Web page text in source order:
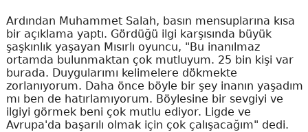
Ardından Muhammet Salah, basın mensuplarına kısa
bir açıklama yaptı. Gördüğü ilgi karşısında büyük
şaşkınlık yaşayan Mısırlı oyuncu, "Bu inanılmaz
ortamda bulunmaktan çok mutluyum. 25 bin kişi var
burada. Duygularımı kelimelere dökmekte
zorlanıyorum. Daha önce böyle bir şey inanın yaşadım
mı ben de hatırlamıyorum. Böylesine bir sevgiyi ve
ilgiyi görmek beni çok mutlu ediyor. Ligde ve
Avrupa'da başarılı olmak için çok çalışacağım" dedi.